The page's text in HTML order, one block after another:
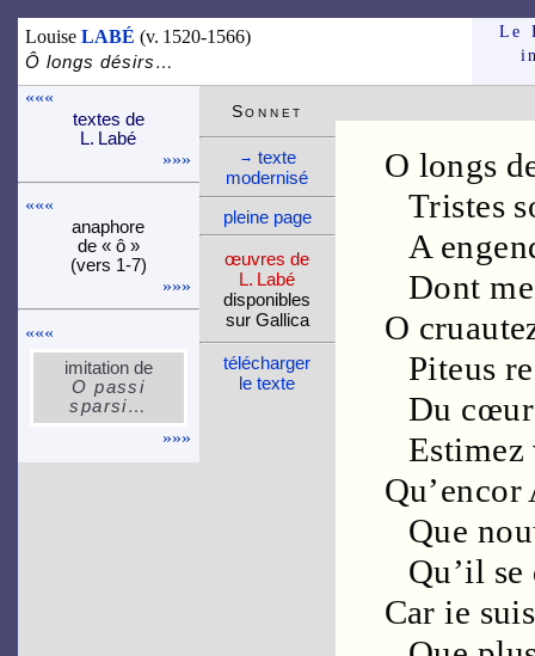
LouiseLABÉ (v. 1520-1566)
Ô longs désirs…
Le
«««
textes de
L. Labé
»»»
«««
ana­phore
de « ô »
(vers 1-7)
»»»
«««
imi­ta­tion de
O passi
sparsi…
»»»
O longs
Tristes
A
Dont
O
Piteus
Du cœur
Qu’encor
Que
Qu’il
Car ie
Son­net
→ texte
moder­nisé
pleine page
œuvres de
L. Labé
dispo­nibles
sur Gallica
télé­charger
le texte